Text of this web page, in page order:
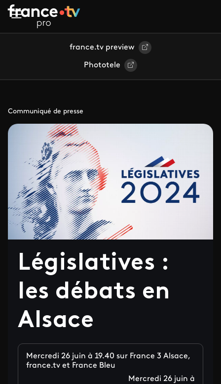
Aller au contenu principal
france.tv preview
Phototele
Communiqué de presse
Législatives :
les débats en
Alsace
Mercredi 26 juin à 19.40 sur France 3 Alsace,
france.tv et France Bleu
Mercredi 26 juin à